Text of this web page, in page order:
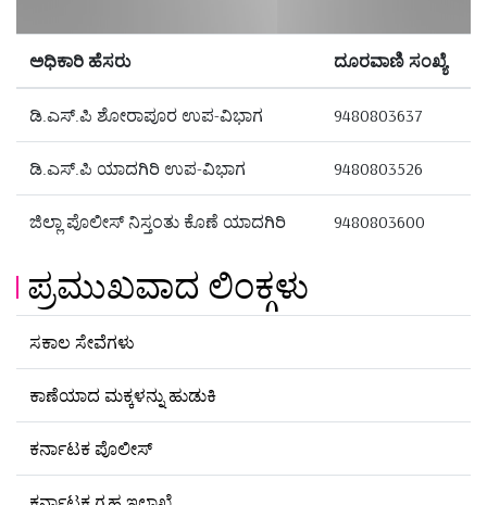
ಅಧಿಕಾರಿ ಹೆಸರು ದೂರವಾಣಿ ಸಂಖ್ಯೆ
ಡಿ.ಎಸ್.ಪಿ ಶೋರಾಪೂರ ಉಪ-ವಿಭಾಗ 9480803637
ಡಿ.ಎಸ್.ಪಿ ಯಾದಗಿರಿ ಉಪ-ವಿಭಾಗ 9480803526
ಜಿಲ್ಲಾ ಪೊಲೀಸ್ ನಿಸ್ತಂತು ಕೊಣೆ ಯಾದಗಿರಿ 9480803600
ಪ್ರಮುಖವಾದ ಲಿಂಕ್ಗಳು
ಸಕಾಲ ಸೇವೆಗಳು
ಕಾಣೆಯಾದ ಮಕ್ಕಳನ್ನು ಹುಡುಕಿ
ಕರ್ನಾಟಕ ಪೊಲೀಸ್